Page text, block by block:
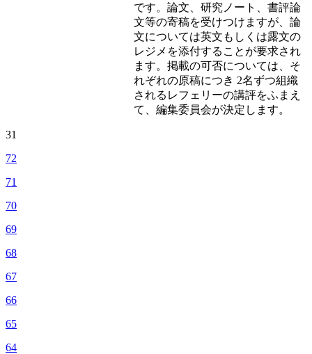
です。論文、研究ノート、書評論
文等の寄稿を受けつけますが、論
文については英文もしくは露文の
レジメを添付することが要求され
ます。掲載の可否については、そ
れぞれの原稿につき 2名ずつ組織
されるレフェリーの講評をふまえ
て、編集委員会が決定します。
31
72
71
70
69
68
67
66
65
64